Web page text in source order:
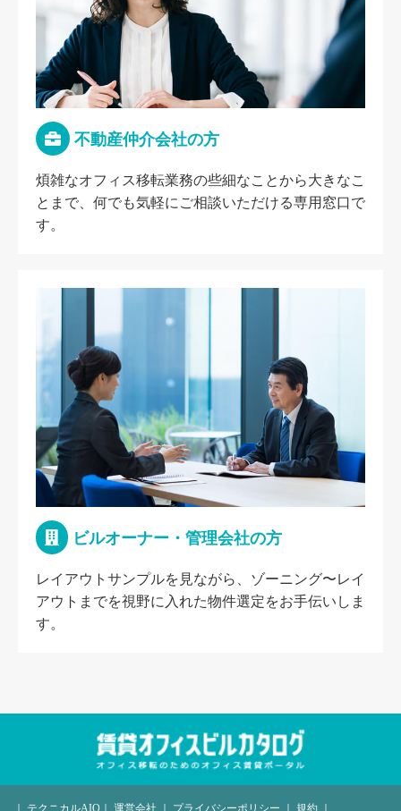
不動産仲介会社の方
煩雑なオフィス移転業務の些細なことから大きなこ
とまで、何でも気軽にご相談いただける専用窓口で
す。
ビルオーナー・管理会社の方
レイアウトサンプルを見ながら、ゾーニング〜レイ
アウトまでを視野に入れた物件選定をお手伝いしま
す。